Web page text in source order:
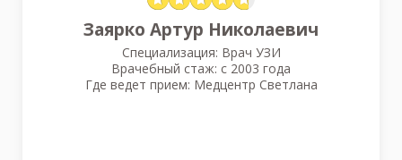
Заярко Артур Николаевич
Специализация: Врач УЗИ
Врачебный стаж: с 2003 года
Где ведет прием: Медцентр Светлана